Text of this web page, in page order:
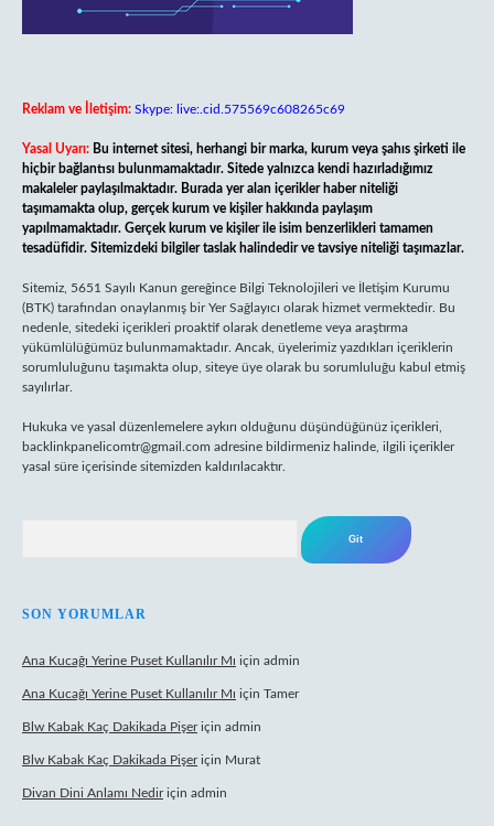
Reklam ve İletişim: Skype: live:.cid.575569c608265c69
Yasal Uyarı: Bu internet sitesi, herhangi bir marka, kurum veya şahıs şirketi ile
hiçbir bağlantısı bulunmamaktadır. Sitede yalnızca kendi hazırladığımız
makaleler paylaşılmaktadır. Burada yer alan içerikler haber niteliği
taşımamakta olup, gerçek kurum ve kişiler hakkında paylaşım
yapılmamaktadır. Gerçek kurum ve kişiler ile isim benzerlikleri tamamen
tesadüfidir. Sitemizdeki bilgiler taslak halindedir ve tavsiye niteliği taşımazlar.
Sitemiz, 5651 Sayılı Kanun gereğince Bilgi Teknolojileri ve İletişim Kurumu
(BTK) tarafından onaylanmış bir Yer Sağlayıcı olarak hizmet vermektedir. Bu
nedenle, sitedeki içerikleri proaktif olarak denetleme veya araştırma
yükümlülüğümüz bulunmamaktadır. Ancak, üyelerimiz yazdıkları içeriklerin
sorumluluğunu taşımakta olup, siteye üye olarak bu sorumluluğu kabul etmiş
sayılırlar.
Hukuka ve yasal düzenlemelere aykırı olduğunu düşündüğünüz içerikleri,
backlinkpanelicomtr@gmail.com adresine bildirmeniz halinde, ilgili içerikler
yasal süre içerisinde sitemizden kaldırılacaktır.
SON YORUMLAR
Ana Kucağı Yerine Puset Kullanılır Mı için admin
Ana Kucağı Yerine Puset Kullanılır Mı için Tamer
Blw Kabak Kaç Dakikada Pişeriçin admin
Blw Kabak Kaç Dakikada Pişeriçin Murat
Divan Dini Anlamı Nediriçin admin